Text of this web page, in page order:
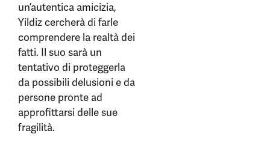
un’autentica amicizia,
Yildiz cercherà di farle
comprendere la realtà dei
fatti. Il suo sarà un
tentativo di proteggerla
da possibili delusioni e da
persone pronte ad
approfittarsi delle sue
fragilità.